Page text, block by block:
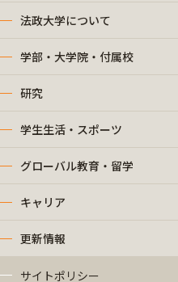
法政大学について
学部・大学院・付属校
研究
学生生活・スポーツ
グローバル教育・留学
キャリア
更新情報
サイトポリシー